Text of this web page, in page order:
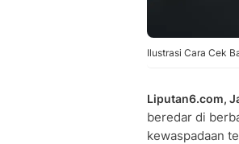
Ilustrasi Cara Cek
Liputan6.com,
beredar di
kewaspadaan